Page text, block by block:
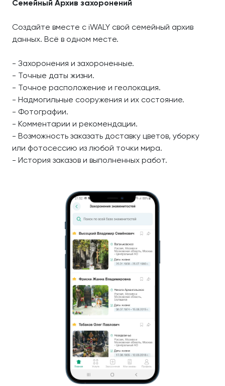
Семейный Архив захоронений
Создайте вместе с iWALY свой семейный архив
данных. Всё в одном месте.
- Захоронения и захороненные.
- Точные даты жизни.
- Точное расположение и геолокация.
- Надмогильные сооружения и их состояние.
- Фотографии.
- Комментарии и рекомендации.
- Возможность заказать доставку цветов, уборку
или фотосессию из любой точки мира.
- История заказов и выполненных работ.